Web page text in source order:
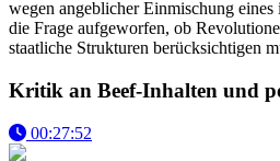
wegen angeblicher Einmischung
die Frage aufgeworfen, ob
staatliche Strukturen berücksichtigen
Kritik an Beef-Inhalten und
00:27:52